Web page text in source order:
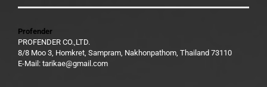
Profender
PROFENDER CO.,LTD.
8/8 Moo 3, Homkret, Sampram, Nakhonpathom, Thailand 73110
E-Mail: tarikae@gmail.com